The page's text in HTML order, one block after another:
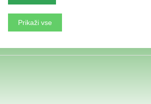
Prikaži vse